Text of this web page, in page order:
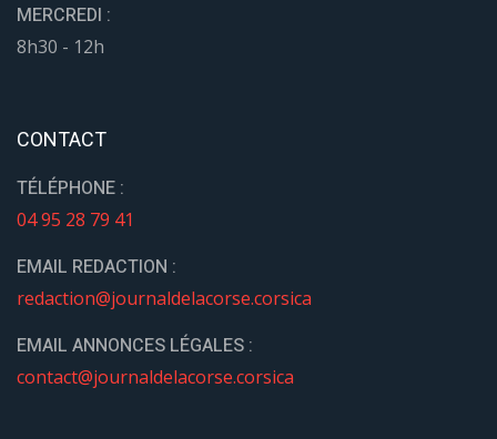
MERCREDI :
8h30 - 12h
CONTACT
TÉLÉPHONE :
04 95 28 79 41
EMAIL REDACTION :
redaction@journaldelacorse.corsica
EMAIL ANNONCES LÉGALES :
contact@journaldelacorse.corsica